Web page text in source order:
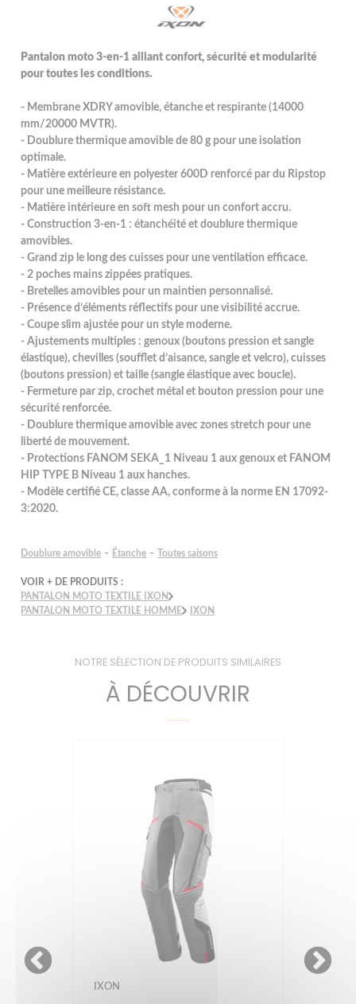
Pantalon moto 3-en-1 alliant confort, sécurité et modularité
pour toutes les conditions.
- Membrane XDRY amovible, étanche et respirante (14000
mm/20000 MVTR).
- Doublure thermique amovible de 80 g pour une isolation
optimale.
- Matière extérieure en polyester 600D renforcé par du Ripstop
pour une meilleure résistance.
- Matière intérieure en soft mesh pour un confort accru.
- Construction 3-en-1 : étanchéité et doublure thermique
amovibles.
- Grand zip le long des cuisses pour une ventilation efficace.
- 2 poches mains zippées pratiques.
- Bretelles amovibles pour un maintien personnalisé.
- Présence d’éléments réflectifs pour une visibilité accrue.
- Coupe slim ajustée pour un style moderne.
- Ajustements multiples : genoux (boutons pression et sangle
élastique), chevilles (soufflet d’aisance, sangle et velcro), cuisses
(boutons pression) et taille (sangle élastique avec boucle).
- Fermeture par zip, crochet métal et bouton pression pour une
sécurité renforcée.
- Doublure thermique amovible avec zones stretch pour une
liberté de mouvement.
- Protections FANOM SEKA_1 Niveau 1 aux genoux et FANOM
HIP TYPE B Niveau 1 aux hanches.
- Modèle certifié CE, classe AA, conforme à la norme EN 17092-
3:2020.
Doublure amovible - Étanche - Toutes saisons
VOIR + DE PRODUITS :
PANTALON MOTO TEXTILE IXON
PANTALON MOTO TEXTILE HOMME
IXON
NOTRE SÉLECTION DE PRODUITS SIMILAIRES
À DÉCOUVRIR
IXON